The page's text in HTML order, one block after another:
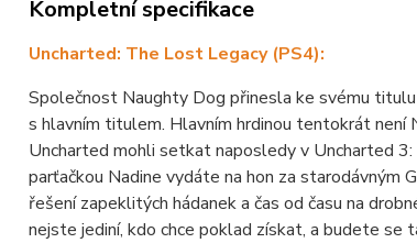
Kompletní specifikace
Uncharted: The Lost Legacy (PS4):
Společnost Naughty Dog přinesla ke svému
s hlavním titulem. Hlavním hrdinou tentokrát není
Uncharted mohli setkat naposledy v Uncharted
parťačkou Nadine vydáte na hon za starodávným
řešení zapeklitých hádanek a čas od času na
nejste jediní, kdo chce poklad získat, a budete se